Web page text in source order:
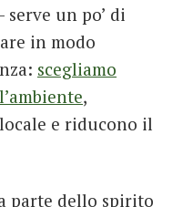
un po’ di
in modo
scegliamo
,
e riducono il
parte dello spirito